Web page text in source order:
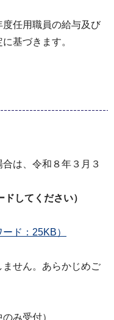
任用職員の給与及び
基づきます。
は、令和８年３月３
してください）
ド：25KB）
せん。あらかじめご
み受付）